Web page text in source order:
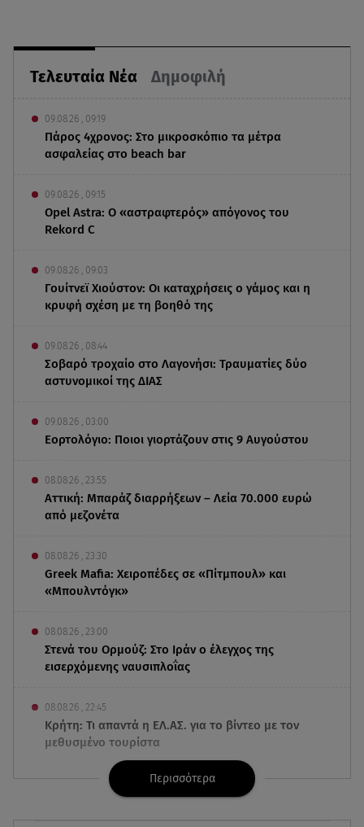
Τελευταία Νέα Δημοφιλή
09.08.26 , 09:19
Πάρος 4χρονος: Στο μικροσκόπιο τα μέτρα
ασφαλείας στο beach bar
09.08.26 , 09:15
Opel Astra: Ο «αστραφτερός» απόγονος του
Rekord C
09.08.26 , 09:03
Γουίτνεϊ Χιούστον: Οι καταχρήσεις ο γάμος και η
κρυφή σχέση με τη βοηθό της
09.08.26 , 08:44
Σοβαρό τροχαίο στο Λαγονήσι: Τραυματίες δύο
αστυνομικοί της ΔΙΑΣ
09.08.26 , 03:00
Εορτολόγιο: Ποιοι γιορτάζουν στις 9 Αυγούστου
08.08.26 , 23:55
Αττική: Μπαράζ διαρρήξεων – Λεία 70.000 ευρώ
από μεζονέτα
08.08.26 , 23:30
Greek Mafia: Χειροπέδες σε «Πίτμπουλ» και
«Μπουλντόγκ»
08.08.26 , 23:00
Στενά του Ορμούζ: Στο Ιράν ο έλεγχος της
εισερχόμενης ναυσιπλοΐας
08.08.26 , 22:45
Κρήτη: Τι απαντά η ΕΛ.ΑΣ. για το βίντεο με τον
μεθυσμένο τουρίστα
Αλεξανδρούπολη: Ανασύρθηκε χωρίς τις
αισθήσεις του ηλικιωμένος από πηγάδι
Περισσότερα